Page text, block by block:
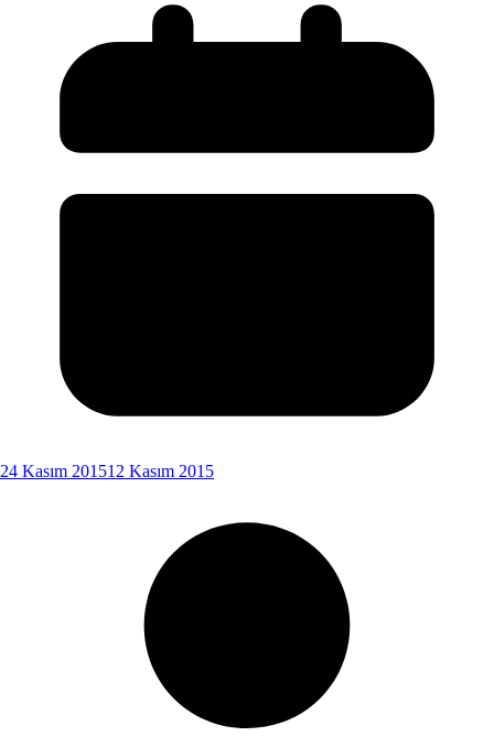
24 Kasım 201512 Kasım 2015